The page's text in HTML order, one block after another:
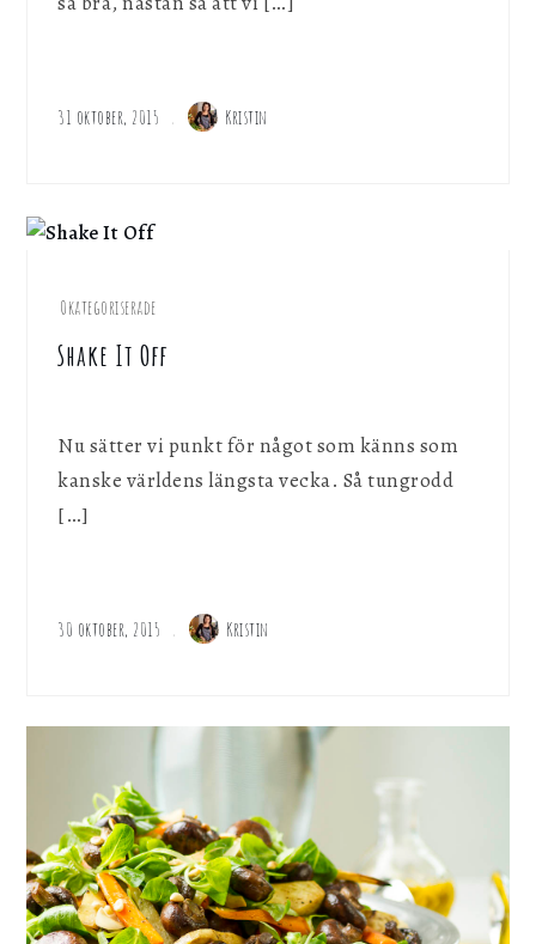
31 oktober, 2015 Kristin
Okategoriserade
Shake It Off
Nu sätter vi punkt för något som känns som
kanske världens längsta vecka. Så tungrodd
[…]
30 oktober, 2015 Kristin